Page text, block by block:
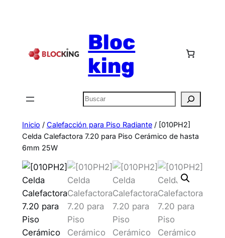
Bloc
king
Inicio / Calefacción para Piso Radiante/ [010PH2]
Celda Calefactora 7.20 para Piso Cerámico de hasta
6mm 25W